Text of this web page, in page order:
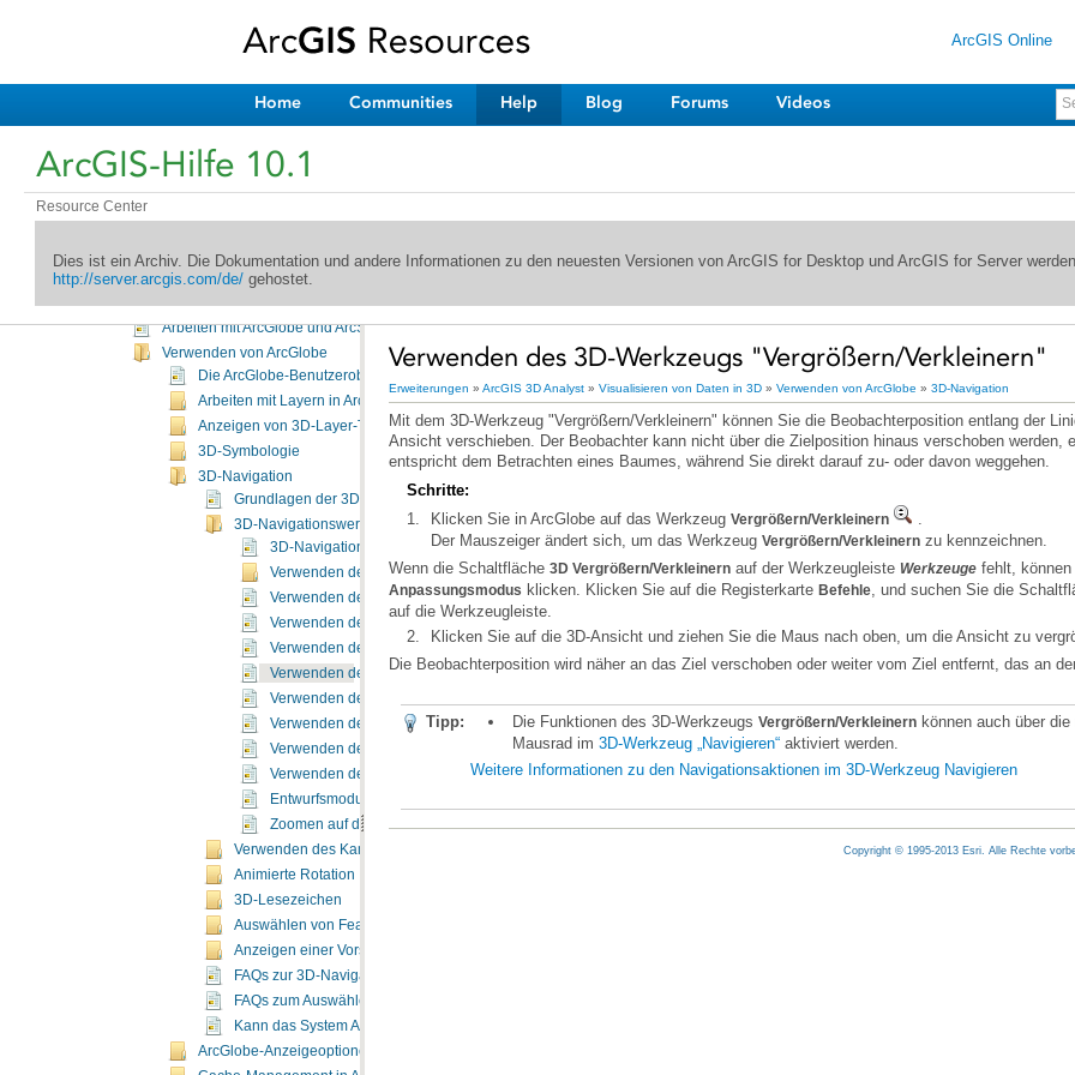
ArcGIS Online
Home Communities Help Blog Forums Videos
ArcGIS-Hilfe 10.1
Resource Center
Dies ist ein Archiv. Die Dokumentation und andere Informationen zu den neuesten Versionen von ArcGIS for Desktop und ArcGIS for Server
http://server.arcgis.com/de/gehostet.
Was ist die Erweiterung "ArcGIS 3D Analyst"?
Ein kurzer Überblick über die Erweiterung "ArcGIS 3D Analyst"
Aktivieren der Erweiterung "ArcGIS 3D Analyst"
Wesentliche 3D Analyst-Terminologie
3D-Datentypen
Erstellen und Verwalten von 3D-Daten
Visualisieren von Daten in 3D
Arbeiten mit ArcGlobe und ArcScene
Verwenden von ArcGlobe
Die ArcGlobe-Benutzeroberfläche
Arbeiten mit Layern in ArcGlobe
Anzeigen von 3D-Layer-Typen
3D-Symbologie
3D-Navigation
Grundlagen der 3D-Navigation in ArcGlobe
3D-Navigationswerkzeuge
3D-Navigationswerkzeuge
Verwenden des 3D-Werkzeugs "Navigieren"
Verwenden des Werkzeugs "Auf Ziel zentrieren"
Verwenden des Werkzeugs "Auf Ziel zoomen"
Verwenden des Werkzeugs "Beobachterposition festlegen"
Verwenden des 3D-Werkzeugs "Vergrößern/Verkleinern"
Verwenden des Werkzeugs "Flug"
Verwenden des Werkzeugs "Orbitalflug"
Verwenden des Werkzeugs "Gehen"
Verwenden des 3D-Werkzeugs "Schwenken"
Entwurfsmodus
Zoomen auf die Ausdehnung eines Layers
Verwenden des Kamerazieles für einfachere Navigation
Animierte Rotation
3D-Lesezeichen
Auswählen von Features in 3D
Anzeigen einer Vorschau von 3D-Feature-Daten in ArcCatalog
FAQs zur 3D-Navigation
FAQs zum Auswählen von Grafikkarten
Kann das System ArcGlobe ausführen?
ArcGlobe-Anzeigeoptionen
Verwenden des 3D-Werkzeugs "Vergrößern/Verkleinern"
Erweiterungen » ArcGIS 3D Analyst » Visualisieren von Daten in 3D » Verwenden von ArcGlobe » 3D-Navigation
entspricht dem Betrachten eines Baumes, während Sie direkt darauf zu- oder davon weggehen.
Schritte:
Klicken Sie in ArcGlobe auf das Werkzeug Vergrößern/Verkleinern
Der Mauszeiger ändert sich, um das Werkzeug Vergrößern/Verkleinern zu kennzeichnen.
Wenn die Schaltfläche 3D Vergrößern/Verkleinern auf der Werkzeugleiste Werkzeuge fehlt,
Anpassungsmodus klicken. Klicken Sie auf die Registerkarte Befehle
auf die Werkzeugleiste.
Klicken Sie auf die 3D-Ansicht und ziehen Sie die Maus nach oben, um die Ansicht zu
Die Beobachterposition wird näher an das Ziel verschoben oder weiter vom Ziel entfernt, das an
Tipp: Die Funktionen des 3D-Werkzeugs Vergrößern/Verkleinern
Mausrad im 3D-Werkzeug „Navigieren“ aktiviert werden.
Weitere Informationen zu den Navigationsaktionen im 3D-Werkzeug Navigieren
Copyright © 1995-2013 Esri. Alle Rechte